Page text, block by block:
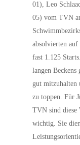
01), Leo
05) vom TVN
absolvierten auf
fast 1.125
langen Beckens
gut mitzuhalten
zu toppen. Für
TVN sind diese
wichtig. Sie